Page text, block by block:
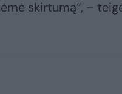
skirtumą“, –